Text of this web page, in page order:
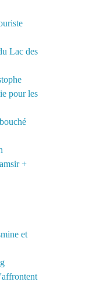
Lac des
pour les
+
et